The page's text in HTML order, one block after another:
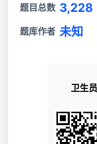
题目总数 3,228
题库作者 未知